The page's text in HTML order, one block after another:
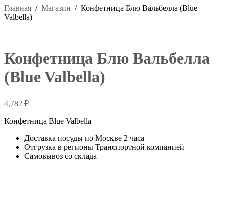
Главная / Магазин / Конфетница Блю Вальбелла (Blue
Valbella)
Конфетница Блю Вальбелла
(Blue Valbella)
4,782 ₽
Конфетница Blue Valbella
Доставка посуды по Москве 2 часа
Отгрузка в регионы Транспортной компанией
Самовывоз со склада